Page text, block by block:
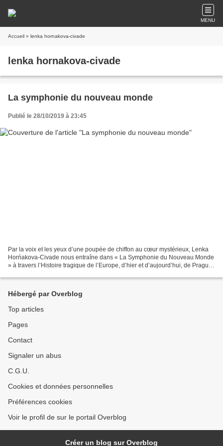
MENU
Accueil » lenka hornakova-civade
lenka hornakova-civade
La symphonie du nouveau monde
Publié le 28/10/2019 à 23:45
Par la voix et les yeux d’une poupée de chiffon au cœur mystérieux, Lenka
Horńakova-Civade nous entraîne dans « La Symphonie du Nouveau Monde
» à travers l’Histoire tragique de l’Europe, d’hier et d’aujourd’hui, de Prague
Hébergé par Overblog
Top articles
Pages
Contact
Signaler un abus
C.G.U.
Cookies et données personnelles
Préférences cookies
Voir le profil de sur le portail Overblog
Créer un blog sur Overblog